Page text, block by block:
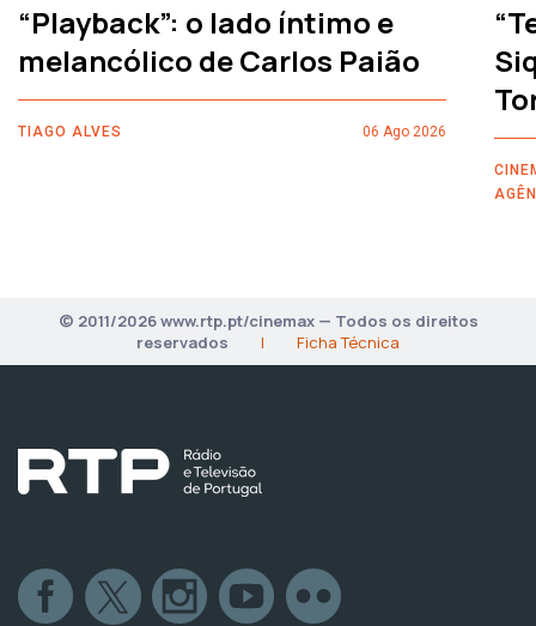
“Playback”: o lado íntimo e
melancólico de Carlos Paião
TIAGO ALVES 06 Ago 2026
© 2011/2026 www.rtp.pt/cinemax — Todos os direitos
reservados
| Ficha Técnica